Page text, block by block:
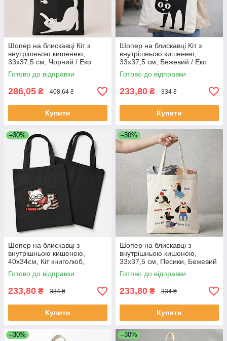
Шопер на блискавці Кіт з
внутрішньою кишенею,
33х37,5 см, Чорний / Еко
сумка для покупок з принтом
чорного кота / Сумка шопер з
Готово до відправки
286,05 ₴ 408,64 ₴
Купити
Шопер на блискавці Кіт з
внутрішньою кишенею,
33х37,5 см, Бежевий / Еко
сумка для покупок з принтом
чорного кота / Сумка шопер
Готово до відправки
233,80 ₴ 334 ₴
Купити
–30%
Шопер на блискавці з
внутрішньою кишенею,
40х34см, Кіт книголюб,
Чорний / Сумка шопер з
принтом / Еко сумка для
Готово до відправки
233,80 ₴ 334 ₴
Купити
–30%
Шопер на блискавці з
внутрішньою кишенею,
33х37,5 см, Песики, Бежевий
/ Сумка шопер з принтом /
Еко сумка для покупок
Готово до відправки
233,80 ₴ 334 ₴
Купити
–30% –30%